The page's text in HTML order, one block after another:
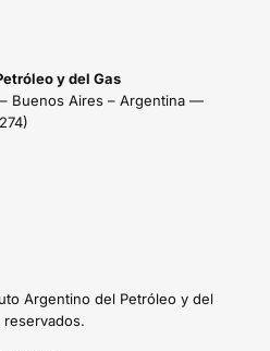
y del Gas
– Buenos Aires – Argentina —
Argentino del Petróleo y del
reservados.